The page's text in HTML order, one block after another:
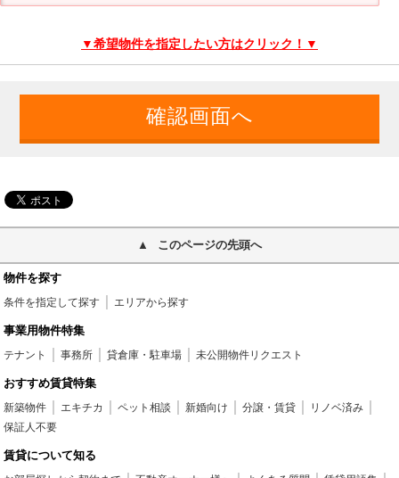
▼希望物件を指定したい方はクリック！▼
このページの先頭へ
物件を探す
条件を指定して探す エリアから探す
事業用物件特集
テナント 事務所 貸倉庫・駐車場 未公開物件リクエスト
おすすめ賃貸特集
新築物件 エキチカ ペット相談 新婚向け 分譲・賃貸
リノベ済み
保証人不要
賃貸について知る